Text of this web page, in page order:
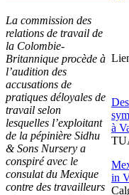
Des
à
in
La commission des
relations de travail de
la Colombie-
Britannique procède à
l’audition des
accusations de
pratiques déloyales de
travail selon
lesquelles l’exploitant
de la pépinière Sidhu
& Sons Nursery a
conspiré avec le
consulatdu Mexique
contre des travailleurs